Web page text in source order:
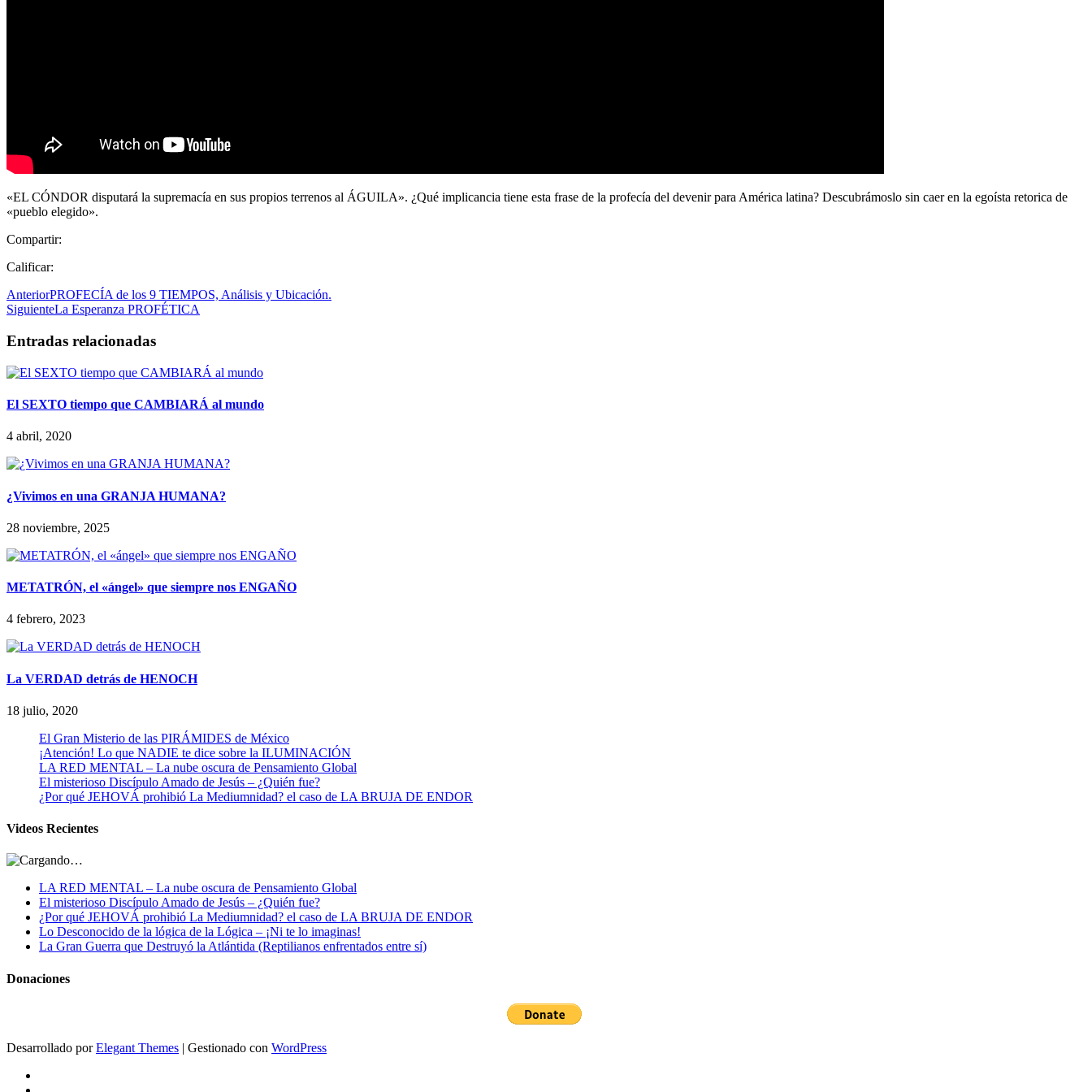
«EL CÓNDOR disputará la supremacía en sus propios terrenos al ÁGUILA». ¿Qué implicancia tiene esta frase de la profecía del devenir para América latina? Descubrámoslo sin caer en la egoísta retorica de
«pueblo elegido».
Compartir:
Calificar:
AnteriorPROFECÍA de los 9 TIEMPOS, Análisis y Ubicación.
SiguienteLa Esperanza PROFÉTICA
Entradas relacionadas
El SEXTO tiempo que CAMBIARÁ al mundo
4 abril, 2020
¿Vivimos en una GRANJA HUMANA?
28 noviembre, 2025
METATRÓN, el «ángel» que siempre nos ENGAÑO
4 febrero, 2023
La VERDAD detrás de HENOCH
18 julio, 2020
El Gran Misterio de las PIRÁMIDES de México
¡Atención! Lo que NADIE te dice sobre la ILUMINACIÓN
LA RED MENTAL – La nube oscura de Pensamiento Global
El misterioso Discípulo Amado de Jesús – ¿Quién fue?
¿Por qué JEHOVÁ prohibió La Mediumnidad? el caso de LA BRUJA DE ENDOR
Videos Recientes
LA RED MENTAL – La nube oscura de Pensamiento Global
El misterioso Discípulo Amado de Jesús – ¿Quién fue?
¿Por qué JEHOVÁ prohibió La Mediumnidad? el caso de LA BRUJA DE ENDOR
Lo Desconocido de la lógica de la Lógica – ¡Ni te lo imaginas!
La Gran Guerra que Destruyó la Atlántida (Reptilianos enfrentados entre sí)
Donaciones
Desarrollado porElegant Themes | Gestionado con WordPress